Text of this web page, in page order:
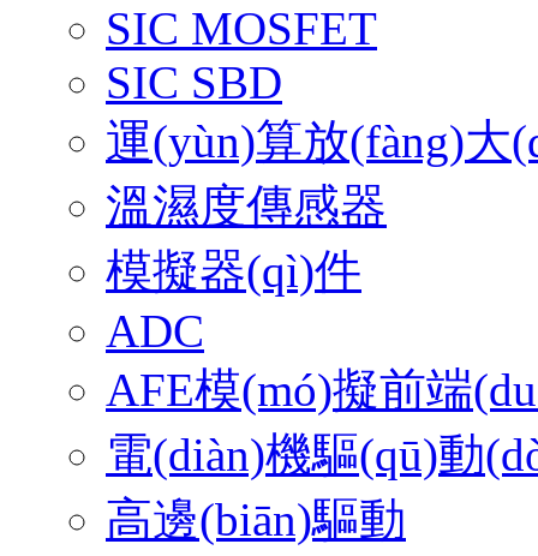
SIC MOSFET
SIC SBD
運(yùn)算放(fàng)大
溫濕度傳感器
模擬器(qì)件
ADC
AFE模(mó)擬前端
電(diàn)機驅(qū)動
高邊(biān)驅動